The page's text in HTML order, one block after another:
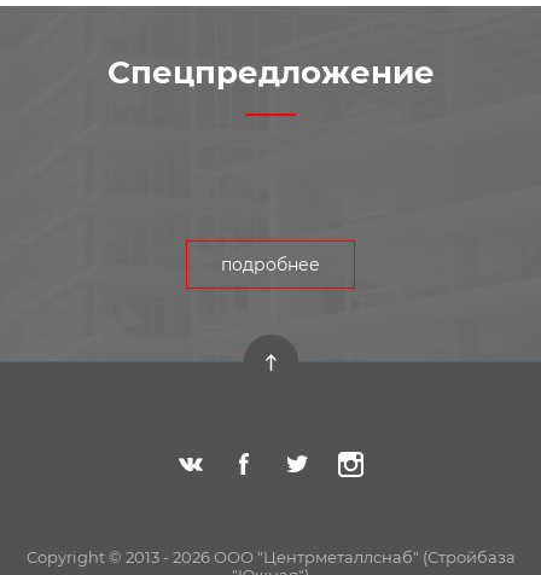
Спецпредложение
подробнее
Copyright © 2013 - 2026 ООО "Центрметаллснаб" (Стройбаза